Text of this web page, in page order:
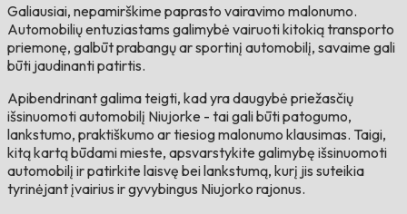
Galiausiai, nepamirškime paprasto vairavimo malonumo.
Automobilių entuziastams galimybė vairuoti kitokią transporto
priemonę, galbūt prabangų ar sportinį automobilį, savaime gali
būti jaudinanti patirtis.
Apibendrinant galima teigti, kad yra daugybė priežasčių
išsinuomoti automobilį Niujorke - tai gali būti patogumo,
lankstumo, praktiškumo ar tiesiog malonumo klausimas. Taigi,
kitą kartą būdami mieste, apsvarstykite galimybę išsinuomoti
automobilį ir patirkite laisvę bei lankstumą, kurį jis suteikia
tyrinėjant įvairius ir gyvybingus Niujorko rajonus.